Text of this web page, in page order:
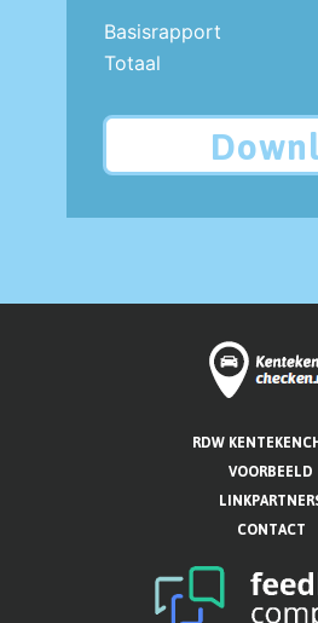
Basisrapport
Totaal
RDW
VOORBEELD
CONTACT